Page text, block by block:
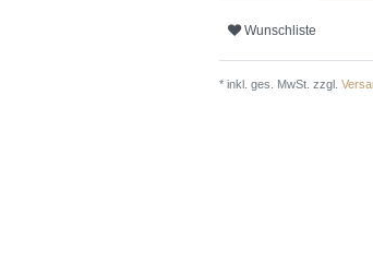
Wunschliste
* inkl. ges. MwSt. zzgl.